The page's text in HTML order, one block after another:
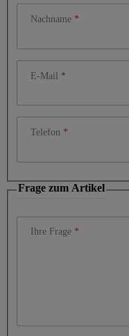
Nachname
E-Mail
Telefon
Frage zum Artikel
Ihre Frage